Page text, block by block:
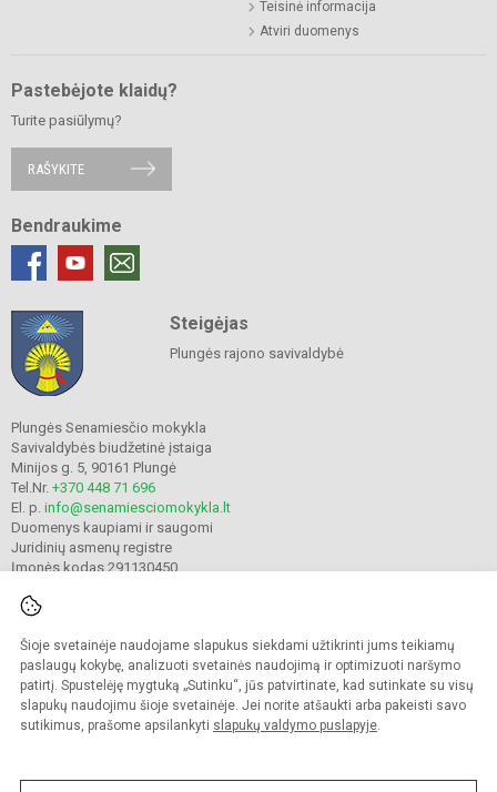
Šioje svetainėje naudojame slapukus siekdami užtikrinti jums teikiamų
paslaugų kokybę, analizuoti svetainės naudojimą ir optimizuoti naršymo
patirtį. Spustelėję mygtuką „Sutinku“, jūs patvirtinate, kad sutinkate su visų
slapukų naudojimu šioje svetainėje. Jei norite atšaukti arba pakeisti savo
sutikimus, prašome apsilankyti slapukų valdymo puslapyje.
Teisinė informacija
Atviri duomenys
Pastebėjote klaidų?
Turite pasiūlymų?
RAŠYKITE
Bendraukime
Steigėjas
Plungės rajono savivaldybė
Plungės Senamiesčio mokykla
Savivaldybės biudžetinė įstaiga
Minijos g. 5, 90161 Plungė
Tel.Nr. +370 448 71 696
El. p. info@senamiesciomokykla.lt
Duomenys kaupiami ir saugomi
Juridinių asmenų registre
Įmonės kodas 291130450
© 2022. Plungės Senamiesčio mokykla. Visos teisės saugomos.
Kopijuoti turinį be raštiško gimnazijos sutikimo griežtai draudžiama.
Prieinamumo paraiška Slapukų valdymas
Sumanus būdas atnaujinti